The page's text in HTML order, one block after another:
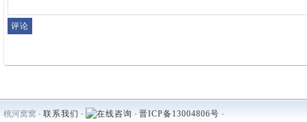
桃河窝窝 - 联系我们 - - 晋ICP备13004806号 -